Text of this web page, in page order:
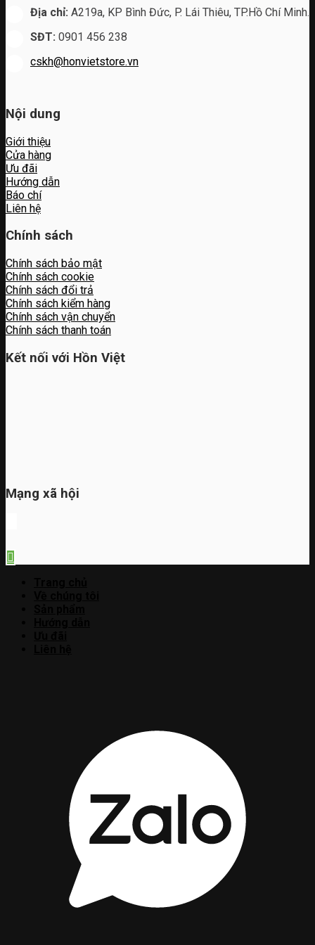
Địa chỉ: A219a, KP Bình Đức, P. Lái Thiêu, TP.Hồ Chí Minh.
SĐT: 0901 456 238
cskh@honvietstore.vn
Nội dung
Giới thiệu
Cửa hàng
Ưu đãi
Hướng dẫn
Báo chí
Liên hệ
Chính sách
Chính sách bảo mật
Chính sách cookie
Chính sách đổi trả
Chính sách kiểm hàng
Chính sách vận chuyển
Chính sách thanh toán
Kết nối với Hồn Việt
Mạng xã hội